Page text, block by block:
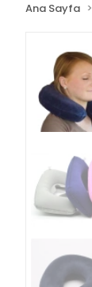
Ana Sayfa